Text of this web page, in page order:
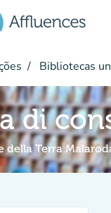
Bibliotecas
di
della Terra